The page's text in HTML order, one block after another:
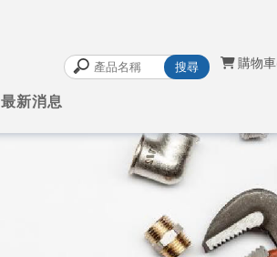
購物車
最新消息